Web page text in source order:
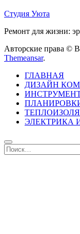
Студия Уюта
Ремонт для жизни:
Авторские права ©
Themeansar.
ГЛАВНАЯ
ДИЗАЙН
ЭЛЕКТРИКА
Найти: